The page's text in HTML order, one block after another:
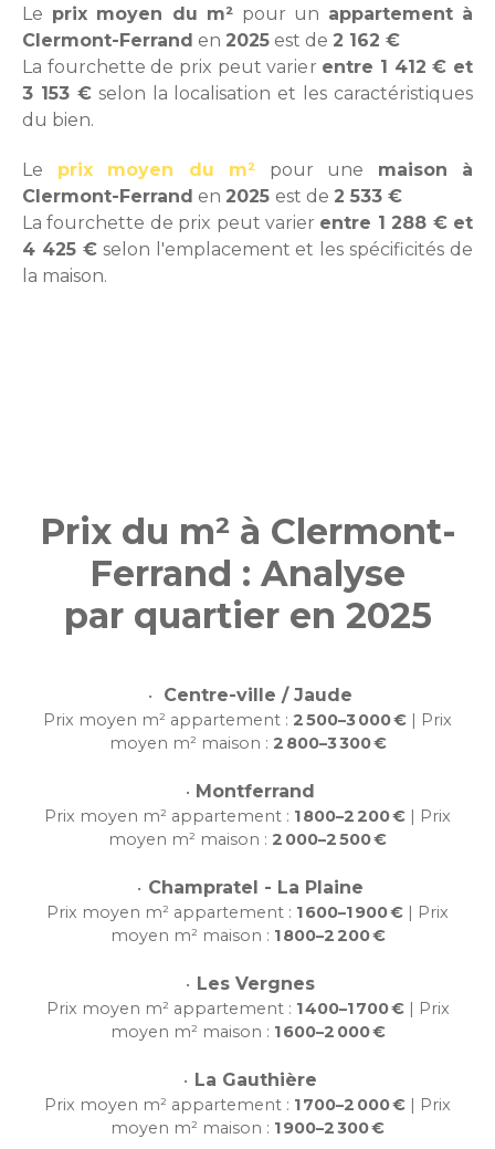
Le prix moyen du m² pour un appartement à
Clermont-Ferrand en 2025 est de 2 162 €
La fourchette de prix peut varier entre 1 412 € et
3 153 €selon la localisation et les caractéristiques
du bien.
Le prix moyen du m² pour une maison à
Clermont-Ferrand en 2025 est de 2 533 €
La fourchette de prix peut varier entre 1 288 € et
4 425 €selon l'emplacement et les spécificités de
la maison.
Prix du m² à Clermont-
Ferrand : Analyse
par quartier en 2025
Centre-ville / Jaude
Prix moyen m² appartement : 2 500–3 000 € | Prix
moyen m² maison : 2 800–3 300 €
Montferrand
Prix moyen m² appartement : 1 800–2 200 € | Prix
moyen m² maison : 2 000–2 500 €
Champratel - La Plaine
Prix moyen m² appartement : 1 600–1 900 €
| Prix
moyen m² maison : 1 800–2 200 €
Les Vergnes
Prix moyen m² appartement : 1 400–1 700 €| Prix
moyen m² maison : 1 600–2 000 €
La Gauthière
Prix moyen m² appartement : 1 700–2 000 €
| Prix
moyen m² maison : 1 900–2 300 €